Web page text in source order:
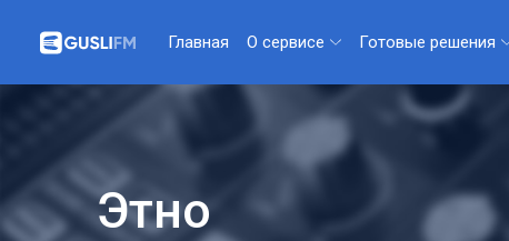
Главная О сервисе Готовые решения
Этно